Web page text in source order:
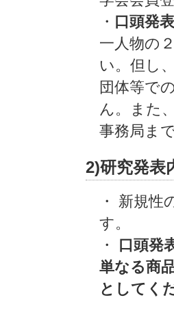
・ 口頭発
一人物の
い。但し
団体等で
ん。また
事務局ま
2)研究発表
・ 新規
す。
・
口頭発
単なる商
としてく